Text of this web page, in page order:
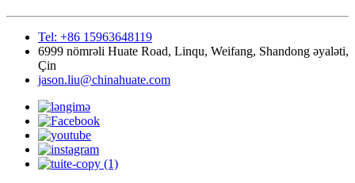
Tel: +86 15963648119
6999 nömrəli Huate Road, Linqu, Weifang, Shandong əyaləti,
Çin
jason.liu@chinahuate.com